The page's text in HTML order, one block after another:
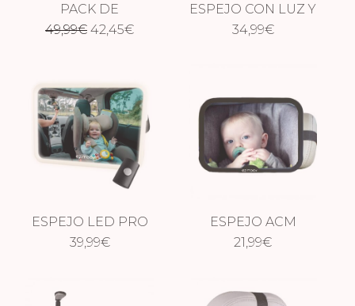
PACK DE
NACIMIENTO
49,99€ El
era:
49,99€.
42,45€El
es:
42,45€.
ESPEJO CON LUZ Y
MANDO
34,99€
ESPEJO LED PRO
39,99€
ESPEJO ACM
RECTANGULAR
21,99€